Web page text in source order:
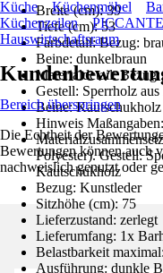
Breite (cm): 39
Tiefe (cm): 53
Farbdetail: Bezug:
Beine: dunkelbraun
Materialdetail:
Gestell: Sperrholz
Beine: Kautschukholz
Hinweis
Polyester). Gestell:
Kautschukholz
Bezug: Kunstleder
Sitzhöhe (cm): 75
Lieferzustand: zerlegt
Lieferumfang: 1x
Belastbarkeit
Ausführung: dunkle
Küche
Küchenmöbel
Küchenzeilen
Hauswirtschaftsraum
Bereich überspringen
Die Echtheit der
Bewertungen können auch
nachweislich genutzt oder